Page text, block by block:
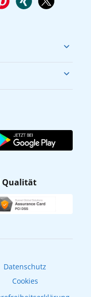
Qualität
Datenschutz
Cookies